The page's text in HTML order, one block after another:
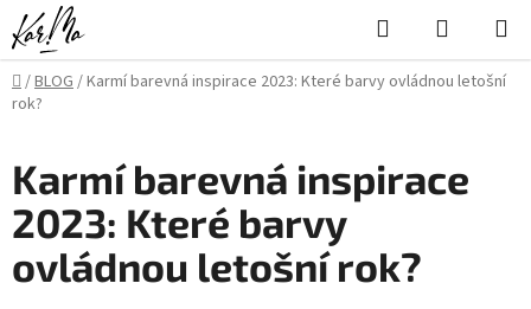
Přejít
na
obsah
Hledat
KOŠÍK
Domů
/BLOG/Karmí barevná inspirace 2023: Které barvy ovládnou letošní
rok?
Karmí barevná inspirace
2023: Které barvy
ovládnou letošní rok?